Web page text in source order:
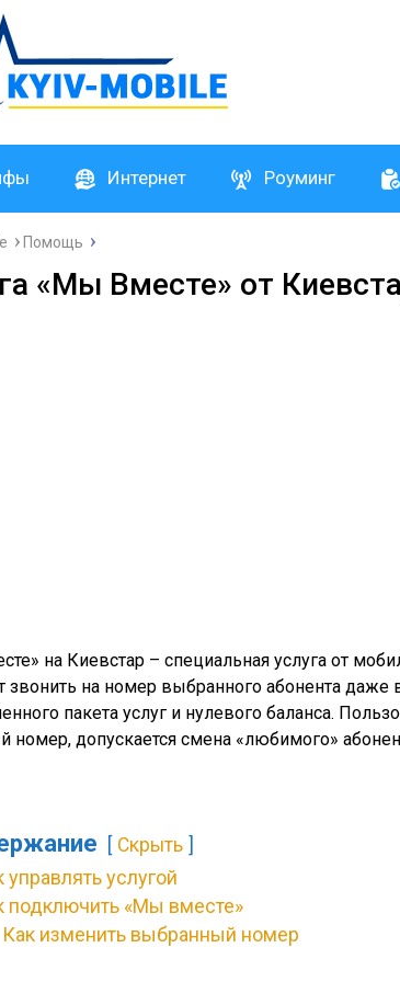
Интернет Роуминг
Помощь
«Мы Вместе» от
на Киевстар – специальная услуга от
звонить на номер выбранного абонента даже в
пакета услуг и нулевого баланса.
допускается смена «любимого»
Скрыть
управлять услугой
подключить «Мы вместе»
Как изменить выбранный номер